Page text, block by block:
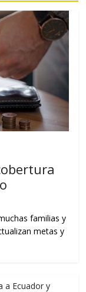
familias y
metas y
a Ecuador y